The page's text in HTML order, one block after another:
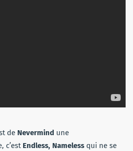
de Nevermind une
c’est Endless, Nameless qui ne se